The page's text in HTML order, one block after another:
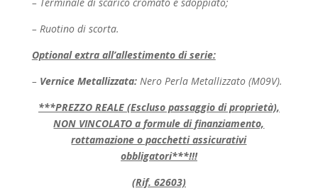
– Ruotino di scorta.
Optional extra all’allestimento di serie:
– Vernice Metallizzata:Nero Perla Metallizzato (M09V).
***PREZZO REALE (Escluso passaggio di proprietà),
NON VINCOLATO a formule di finanziamento,
rottamazione o pacchetti assicurativi
obbligatori***!!!
(Rif. 62603)